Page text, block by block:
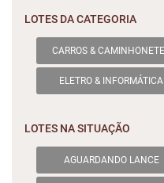
LOTES DA CATEGORIA
CARROS &
ELETRO & INFORMÁTICA
LOTES NA SITUAÇÃO
AGUARDANDO LANCE